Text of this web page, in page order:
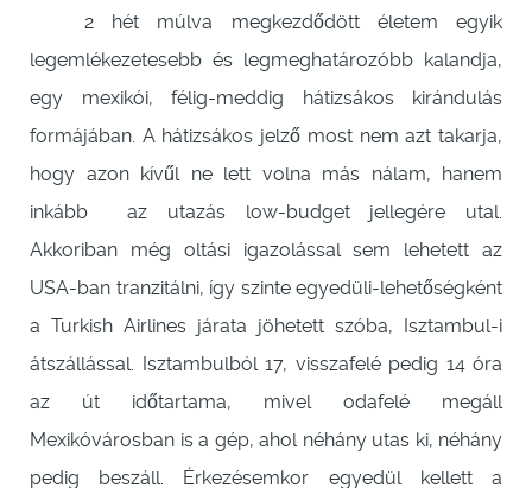
2 hét múlva megkezdődött életem egyik
legemlékezetesebb és legmeghatározóbb kalandja,
egy mexikói, félig-meddig hátizsákos kirándulás
formájában. A hátizsákos jelző most nem azt takarja,
hogy azon kívűl ne lett volna más nálam, hanem
inkább az utazás low-budget jellegére utal.
Akkoriban még oltási igazolással sem lehetett az
USA-ban tranzitálni, így szinte egyedüli-lehetőségként
a Turkish Airlines járata jöhetett szóba, Isztambul-i
átszállással. Isztambulból 17, visszafelé pedig 14 óra
az út időtartama, mivel odafelé megáll
Mexikóvárosban is a gép, ahol néhány utas ki, néhány
pedig beszáll. Érkezésemkor egyedül kellett a